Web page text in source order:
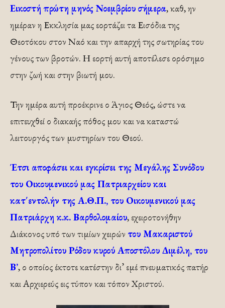
Εικοστή πρώτη μηνός Νοεμβρίου σήμερα, καθ, ην
ημέραν η Εκκλησία μας εορτάζει τα Εισόδια της
Θεοτόκου στον Ναό και την απαρχή της σωτηρίας του
γένους των βροτών. Η εορτή αυτή αποτέλεσε ορόσημο
στην ζωή και στην βιωτή μου.
Την ημέρα αυτή προέκρινε ο Άγιος Θεός, ώστε να
επιτευχθεί ο διακαής πόθος μου και να καταστώ
λειτουργός των μυστηρίων του Θεού.
Έτσι αποφάσει και εγκρίσει της Μεγάλης Συνόδου
του Οικουμενικού μας Πατριαρχείου και
κατ΄εντολήν της Α.Θ.Π., του Οικουμενικού μας
Πατριάρχη κ.κ. Βαρθολομαίου, εχειροτονήθην
Διάκονος υπό των τιμίων χειρών του Μακαριστού
Μητροπολίτου Ρόδου κυρού Αποστόλου Διμέλη, του
Β’, ο οποίος έκτοτε κατέστην δι’ εμέ πνευματικός πατήρ
και Αρχιερεύς εις τύπον και τόπον Χριστού.